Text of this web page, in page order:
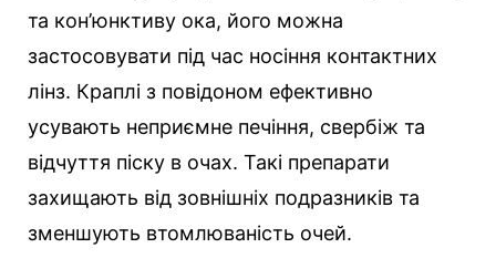
та кон’юнктиву ока, його можна
застосовувати під час носіння контактних
лінз. Краплі з повідоном ефективно
усувають неприємне печіння, свербіж та
відчуття піску в очах. Такі препарати
захищають від зовнішніх подразників та
зменшують втомлюваність очей.